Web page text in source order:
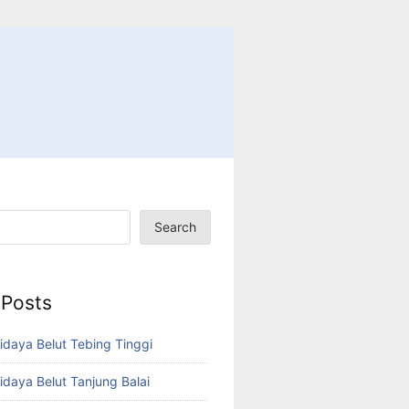
Search
Belut Tebing Tinggi
Belut Tanjung Balai